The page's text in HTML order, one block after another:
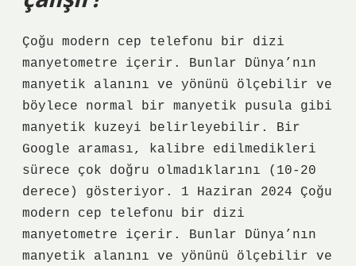
Çoğu modern cep telefonu bir dizi
manyetometre içerir. Bunlar Dünya’nın
manyetik alanını ve yönünü ölçebilir ve
böylece normal bir manyetik pusula gibi
manyetik kuzeyi belirleyebilir. Bir
Google araması, kalibre edilmedikleri
sürece çok doğru olmadıklarını (10-20
derece) gösteriyor. 1 Haziran 2024 Çoğu
modern cep telefonu bir dizi
manyetometre içerir. Bunlar Dünya’nın
manyetik alanını ve yönünü ölçebilir ve